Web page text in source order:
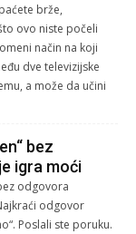
brže,
ovo niste počeli
način na koji
dve televizijske
a može da učini
bez
igra moći
odgovora
odgovor
Poslali ste poruku.